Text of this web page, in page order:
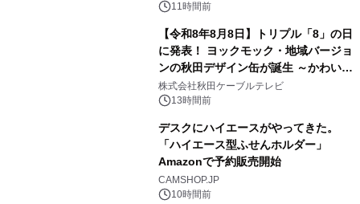
素泊りプラン
11時間前
【令和8年8月8日】トリプル「8」の日
に発表！ ヨックモック・地域バージョ
ンの秋田デザイン缶が誕生 ～かわいい
秋田犬の子犬と秋田の四季と名所を巡
るパッケージ～ 9月1日(火)秋田県内で
株式会社秋田ケーブルテレビ
13時間前
デスクにハイエースがやってきた。
「ハイエース型ふせんホルダー」
Amazonで予約販売開始
CAMSHOP.JP
10時間前